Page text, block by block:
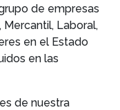
de empresas
Laboral,
en el Estado
en las
de nuestra